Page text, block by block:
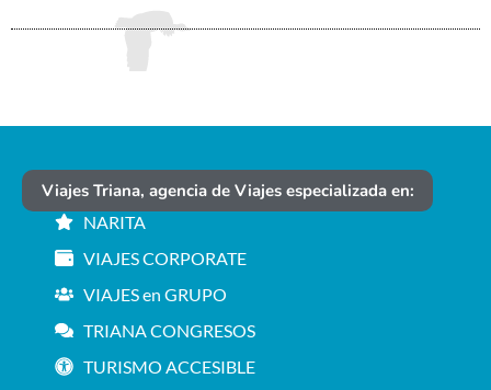
Viajes Triana, agencia de Viajes especializada en:
NARITA
VIAJES CORPORATE
VIAJES en GRUPO
TRIANA CONGRESOS
TURISMO ACCESIBLE